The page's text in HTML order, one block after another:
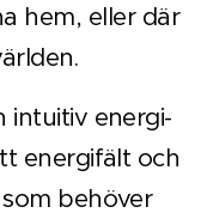
hem, eller där
intuitiv energi-
energifält och
behöver